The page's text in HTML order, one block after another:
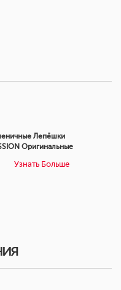
Лепёшки
Оригинальные
Узнать Больше